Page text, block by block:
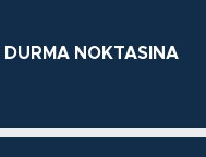
DURMA NOKTASINA